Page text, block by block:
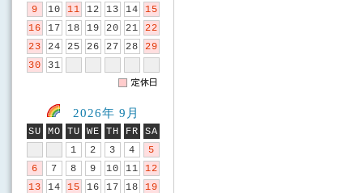
9
10 11 12 13 14
15
16
17 18 19 20 21
22
23
24 25 26 27 28
29
30
31
2026年 9月
SU MO TU WE TH FR
SA
1
2 3 4
5
6
7 8 9 10 11
12
13
14 15 16 17 18
19